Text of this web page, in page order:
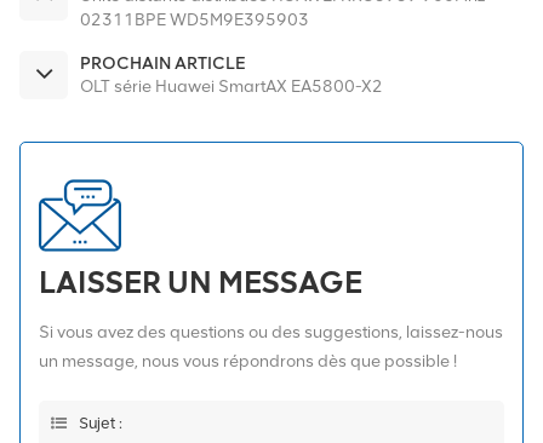
02311BPE WD5M9E395903
PROCHAIN ARTICLE
OLT série Huawei SmartAX EA5800-X2
LAISSER UN MESSAGE
Si vous avez des questions ou des suggestions, laissez-nous
un message, nous vous répondrons dès que possible !
Sujet :